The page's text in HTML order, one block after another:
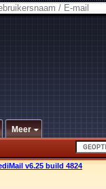
Meer
v6.25 build 4824